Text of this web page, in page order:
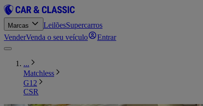
Marcas LeilõesSupercarros
VenderVenda o seu veículo Entrar
...
Matchless
G12
CSR